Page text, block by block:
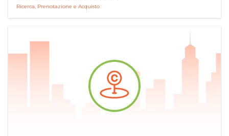
Ricerca, Prenotazione e Acquisto